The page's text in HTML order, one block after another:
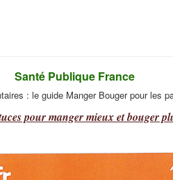
Santé Publique France
: le guide Manger Bouger pour les
pour manger mieux et bouger